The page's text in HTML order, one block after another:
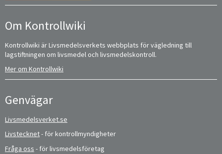
Om Kontrollwiki
Kontrollwiki är Livsmedelsverkets webbplats för vägledning till
lagstiftningen om livsmedel och livsmedelskontroll.
Mer om Kontrollwiki
Genvägar
Livsmedelsverket.se
Livstecknet- för kontrollmyndigheter
Fråga oss - för livsmedelsföretag